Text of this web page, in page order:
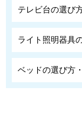
テレビ台の選び
ライト照明器具
ベッドの選び方